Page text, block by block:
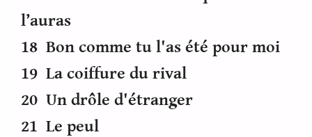
l’auras
18 Bon comme tu l'as été pour moi
19 La coiffure du rival
20 Un drôle d'étranger
21 Le peul